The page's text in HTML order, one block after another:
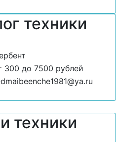
техники
300 до 7500 рублей
техники